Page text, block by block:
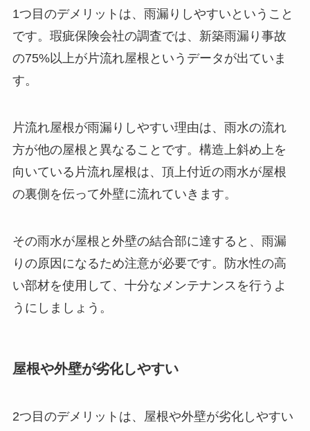
1つ目のデメリットは、雨漏りしやすいということ
です。瑕疵保険会社の調査では、新築雨漏り事故
の75%以上が片流れ屋根というデータが出ていま
す。
片流れ屋根が雨漏りしやすい理由は、雨水の流れ
方が他の屋根と異なることです。構造上斜め上を
向いている片流れ屋根は、頂上付近の雨水が屋根
の裏側を伝って外壁に流れていきます。
その雨水が屋根と外壁の結合部に達すると、雨漏
りの原因になるため注意が必要です。防水性の高
い部材を使用して、十分なメンテナンスを行うよ
うにしましょう。
屋根や外壁が劣化しやすい
2つ目のデメリットは、屋根や外壁が劣化しやすい